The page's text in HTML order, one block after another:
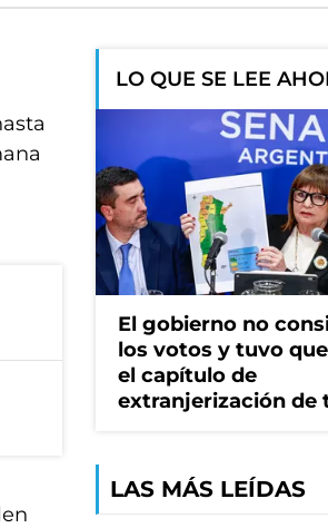
LO QUE SE LEE
El gobierno no
los votos y tuvo
el capítulo de
extranjerización de
LAS MÁS LEÍDAS